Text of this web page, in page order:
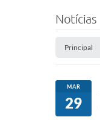
Notícias
Principal
MAR
29